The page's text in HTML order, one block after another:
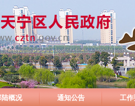
陆概况 通知公告 工作